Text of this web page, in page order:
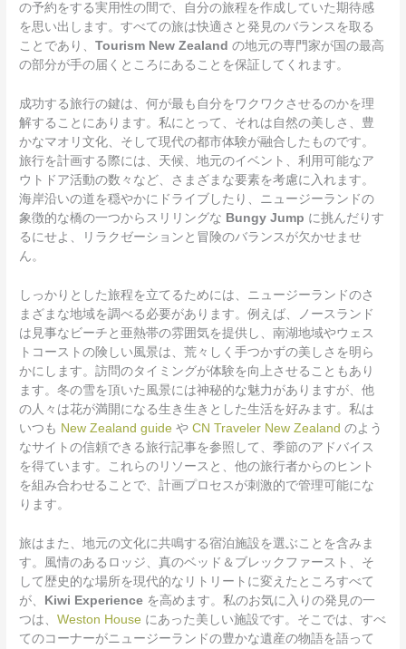
の予約をする実用性の間で、自分の旅程を作成していた期待感
を思い出します。すべての旅は快適さと発見のバランスを取る
ことであり、Tourism New Zealand の地元の専門家が国の最高
の部分が手の届くところにあることを保証してくれます。
成功する旅行の鍵は、何が最も自分をワクワクさせるのかを理
解することにあります。私にとって、それは自然の美しさ、豊
かなマオリ文化、そして現代の都市体験が融合したものです。
旅行を計画する際には、天候、地元のイベント、利用可能なア
ウトドア活動の数々など、さまざまな要素を考慮に入れます。
海岸沿いの道を穏やかにドライブしたり、ニュージーランドの
象徴的な橋の一つからスリリングな Bungy Jump に挑んだりす
るにせよ、リラクゼーションと冒険のバランスが欠かせませ
ん。
しっかりとした旅程を立てるためには、ニュージーランドのさ
まざまな地域を調べる必要があります。例えば、ノースランド
は見事なビーチと亜熱帯の雰囲気を提供し、南湖地域やウェス
トコーストの険しい風景は、荒々しく手つかずの美しさを明ら
かにします。訪問のタイミングが体験を向上させることもあり
ます。冬の雪を頂いた風景には神秘的な魅力がありますが、他
の人々は花が満開になる生き生きとした生活を好みます。私は
いつも New Zealand guide やCN Traveler New Zealand のよう
なサイトの信頼できる旅行記事を参照して、季節のアドバイス
を得ています。これらのリソースと、他の旅行者からのヒント
を組み合わせることで、計画プロセスが刺激的で管理可能にな
ります。
旅はまた、地元の文化に共鳴する宿泊施設を選ぶことを含みま
す。風情のあるロッジ、真のベッド＆ブレックファースト、そ
して歴史的な場所を現代的なリトリートに変えたところすべて
が、
Kiwi Experience を高めます。私のお気に入りの発見の一
つは、Weston House にあった美しい施設です。そこでは、すべ
てのコーナーがニュージーランドの豊かな遺産の物語を語って